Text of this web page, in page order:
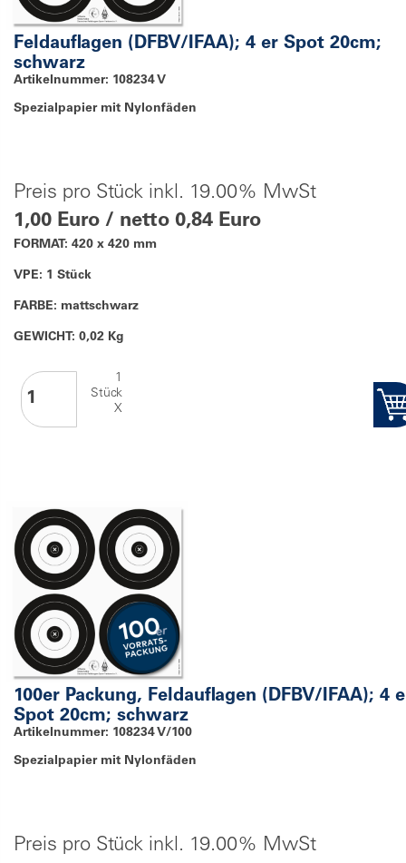
Feldauflagen (DFBV/IFAA); 4 er Spot 20cm;
schwarz
Artikelnummer: 108234 V
Spezialpapier mit Nylonfäden
Preis pro Stück inkl. 19.00% MwSt
1,00 Euro / netto 0,84 Euro
FORMAT: 420 x 420 mm
VPE: 1 Stück
FARBE: mattschwarz
GEWICHT: 0,02 Kg
1
Stück
X
100er Packung, Feldauflagen (DFBV/IFAA); 4
Spot 20cm; schwarz
Artikelnummer: 108234 V/100
Spezialpapier mit Nylonfäden
Preis pro Stück inkl. 19.00% MwSt